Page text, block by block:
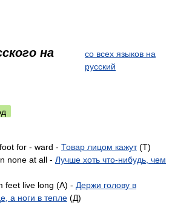
на
со всех языков на
русский
for - ward - Товар лицом кажут(T)
none at all - Лучше хоть что-нибудь, чем
feet live long (A) - Держи голову в
а ноги в тепле (Д)